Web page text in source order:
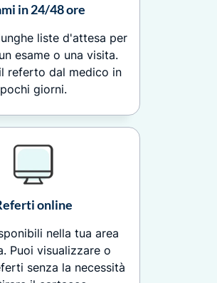
in 24/48 ore
liste d'attesa per
esame o una visita.
referto dal medico in
pochi giorni.
online
nella tua area
Puoi visualizzare o
senza la necessità